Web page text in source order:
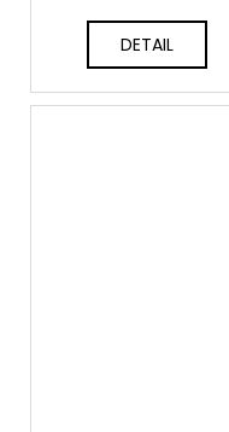
DETAIL